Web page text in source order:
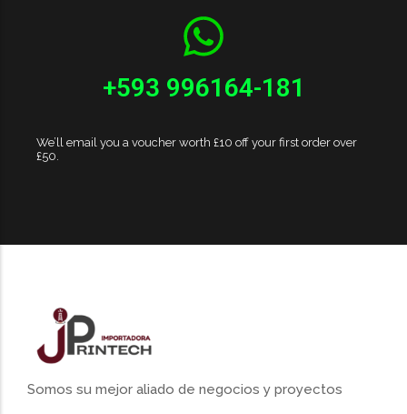
+593 996164-181
We’ll email you a voucher worth £10 off your first order over
£50.
Somos su mejor aliado de negocios y proyectos